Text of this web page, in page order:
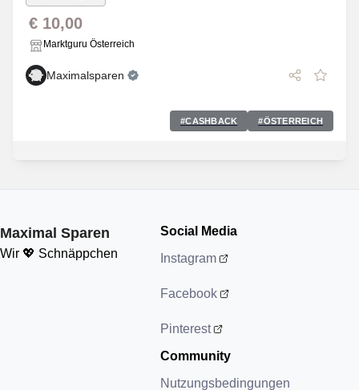
€ 10,00
Marktguru Österreich
Maximalsparen
#CASHBACK #ÖSTERREICH
Maximal Sparen
Wir 💖 Schnäppchen
Social Media
Instagram
Facebook
Pinterest
Community
Nutzungsbedingungen